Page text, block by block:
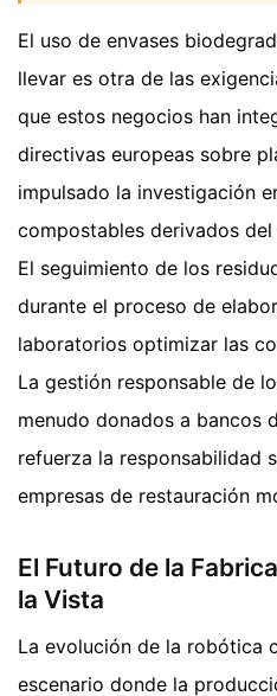
El uso de envases
llevar es otra de las
que estos negocios han
directivas europeas sobre
impulsado la investigación
compostables derivados
El seguimiento de los
durante el proceso de
laboratorios optimizar las
La gestión responsable de
menudo donados a bancos
refuerza la responsabilidad
empresas de restauración
El Futuro de la
la Vista
La evolución de la robótica
escenario donde la